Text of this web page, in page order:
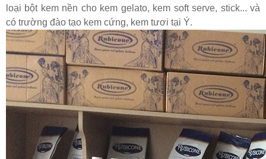
loại bột kem nền cho kem gelato, kem soft serve, stick... và
có trường đào tạo kem cứng, kem tươi tại Ý.